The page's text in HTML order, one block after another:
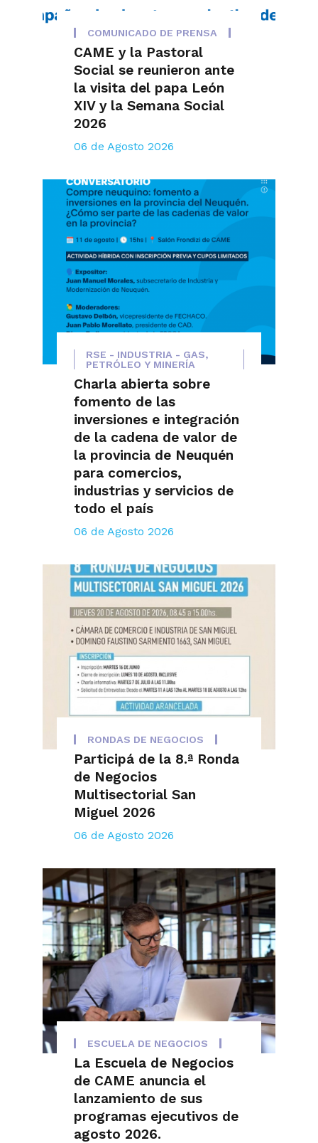
COMUNICADO DE PRENSA
CAME y la Pastoral
Social se reunieron ante
la visita del papa León
XIV y la Semana Social
2026
06 de Agosto 2026
RSE - INDUSTRIA - GAS,
PETRÓLEO Y MINERÍA
Charla abierta sobre
fomento de las
inversiones e integración
de la cadena de valor de
la provincia de Neuquén
para comercios,
industrias y servicios de
todo el país
06 de Agosto 2026
RONDAS DE NEGOCIOS
Participá de la 8.ª Ronda
de Negocios
Multisectorial San
Miguel 2026
06 de Agosto 2026
ESCUELA DE NEGOCIOS
La Escuela de Negocios
de CAME anuncia el
lanzamiento de sus
programas ejecutivos de
agosto 2026.